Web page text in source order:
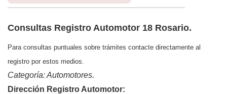
Consultas Registro Automotor 18 Rosario.
Para consultas puntuales sobre trámites contacte directamente al
registro por estos medios.
Categoría: Automotores.
Dirección Registro Automotor: